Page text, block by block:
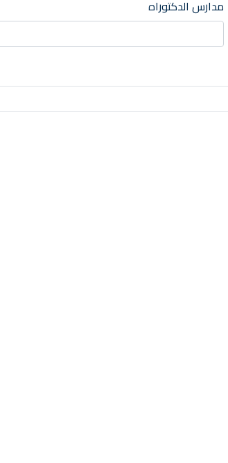
مدارس الدكتوراه